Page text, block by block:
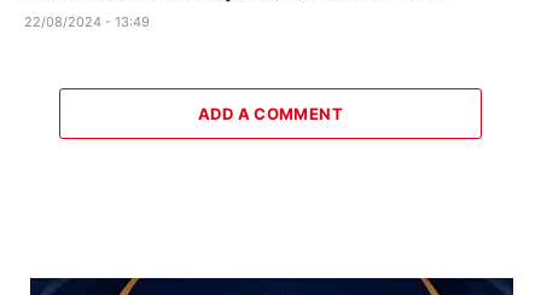
22/08/2024 - 13:49
ADD A COMMENT